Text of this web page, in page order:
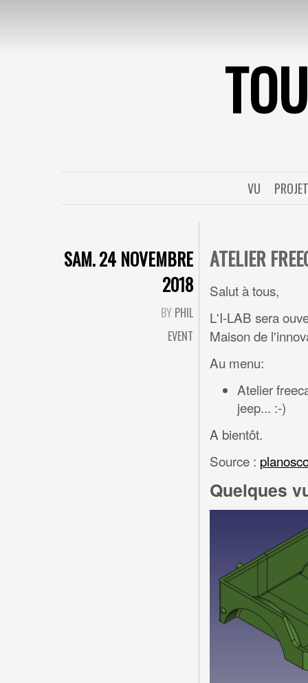
VU
SAM. 24 NOVEMBRE
2018
BY PHIL
EVENT
ATELIER
Salut à tous,
L'I-LAB sera
Maison de
Au menu:
Atelier
jeep... :-)
A bientôt.
Source :
Quelques